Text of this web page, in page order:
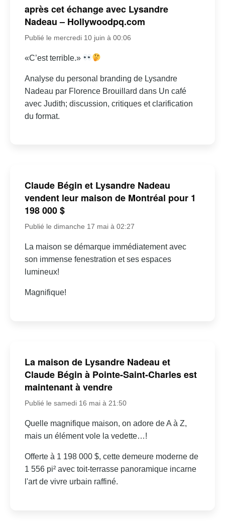
après cet échange avec Lysandre
Nadeau – Hollywoodpq.com
Publié le mercredi 10 juin à 00:06
«C’est terrible.»
Analyse du personal branding de Lysandre
Nadeau par Florence Brouillard dans Un café
avec Judith; discussion, critiques et clarification
du format.
Claude Bégin et Lysandre Nadeau
vendent leur maison de Montréal pour 1
198 000 $
Publié le dimanche 17 mai à 02:27
La maison se démarque immédiatement avec
son immense fenestration et ses espaces
lumineux!
Magnifique!
La maison de Lysandre Nadeau et
Claude Bégin à Pointe-Saint-Charles est
maintenant à vendre
Publié le samedi 16 mai à 21:50
Quelle magnifique maison, on adore de A à Z,
mais un élément vole la vedette…!
Offerte à 1 198 000 $, cette demeure moderne de
1 556 pi² avec toit-terrasse panoramique incarne
l'art de vivre urbain raffiné.